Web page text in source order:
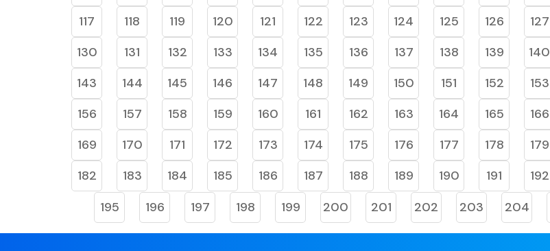
117
118 119 120 121 122 123 124 125 126 127
130
131 132 133 134 135 136 137 138 139 140
143
144 145 146 147 148 149 150 151 152 153
156
157 158 159 160 161 162 163 164 165 166
169
170 171 172 173 174 175 176 177 178 179
182
183 184 185 186 187 188 189 190 191 192
195
196 197 198 199 200 201 202 203 204